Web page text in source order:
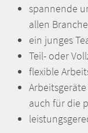
spannende
allen
ein junges
Teil- oder
flexible
auch für die